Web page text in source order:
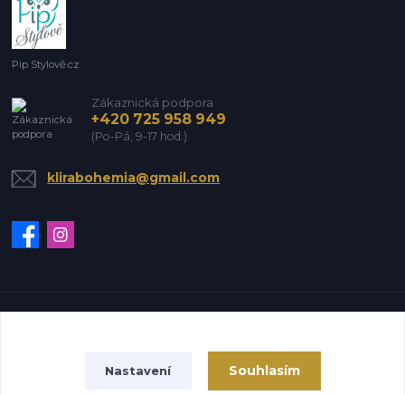
Pip Stylově.cz
Zákaznická podpora
+420 725 958 949
(Po-Pá, 9-17 hod.)
klirabohemia@gmail.com
Nastavení Souhlasím